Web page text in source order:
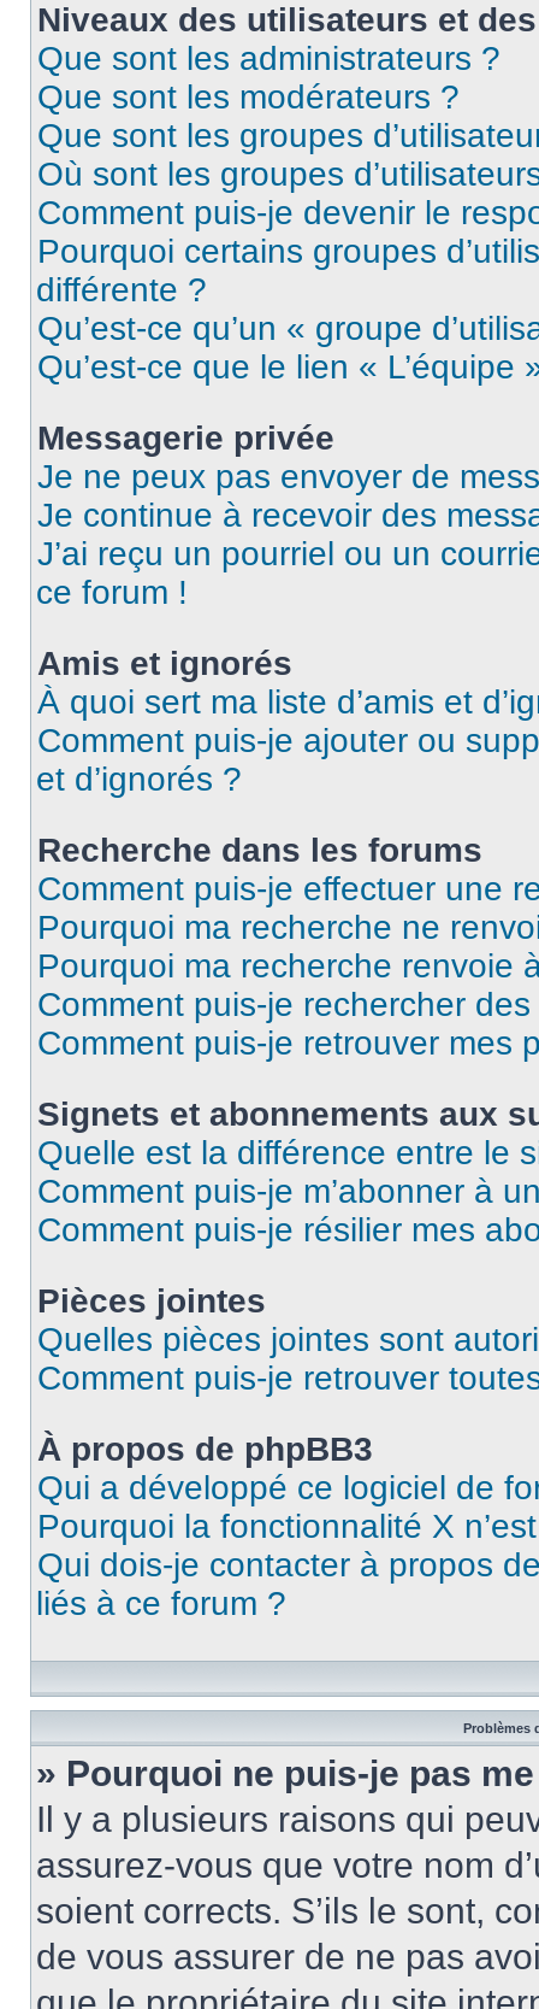
Niveaux des utilisateurs et
Que sont les administrateurs ?
Que sont les modérateurs ?
Que sont les groupes
Où sont les groupes
Comment puis-je devenir le
Pourquoi certains groupes
différente ?
Qu’est-ce qu’un « groupe
Qu’est-ce que le lien « L’équipe
Messagerie privée
Je ne peux pas envoyer de
Je continue à recevoir des
J’ai reçu un pourriel ou un
ce forum !
Amis et ignorés
À quoi sert ma liste d’amis et
Comment puis-je ajouter ou
et d’ignorés ?
Recherche dans les forums
Comment puis-je effectuer une
Pourquoi ma recherche ne
Pourquoi ma recherche renvoie
Comment puis-je rechercher
Comment puis-je retrouver mes
Signets et abonnements aux
Quelle est la différence entre le
Comment puis-je m’abonner à
Comment puis-je résilier mes
Pièces jointes
Quelles pièces jointes sont
Comment puis-je retrouver
À propos de phpBB3
Qui a développé ce logiciel de
Pourquoi la fonctionnalité X
Qui dois-je contacter à propos
liés à ce forum ?
Problèmes
» Pourquoi ne puis-je pas
Il y a plusieurs raisons qui
assurez-vous que votre nom
soient corrects. S’ils le sont,
de vous assurer de ne pas